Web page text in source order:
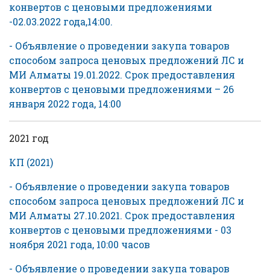
конвертов с ценовыми предложениями
-02.03.2022 года,14:00.
- Объявление о проведении закупа товаров
способом запроса ценовых предложений ЛС и
МИ Алматы 19.01.2022. Срок предоставления
конвертов с ценовыми предложениями – 26
января 2022 года, 14:00
2021 год
КП (2021)
- Объявление о проведении закупа товаров
способом запроса ценовых предложений ЛС и
МИ Алматы 27.10.2021. Срок предоставления
конвертов с ценовыми предложениями - 03
ноября 2021 года, 10:00 часов
- Объявление о проведении закупа товаров